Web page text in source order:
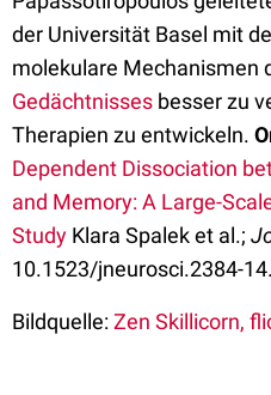
der Universität Basel mit
molekulare Mechanismen
Gedächtnisses besser zu
Therapien zu entwickeln.
Dependent Dissociation
and Memory: A Large-
Study Klara Spalek et al.;
10.1523/jneurosci.2384-
Bildquelle:Zen Skillicorn,